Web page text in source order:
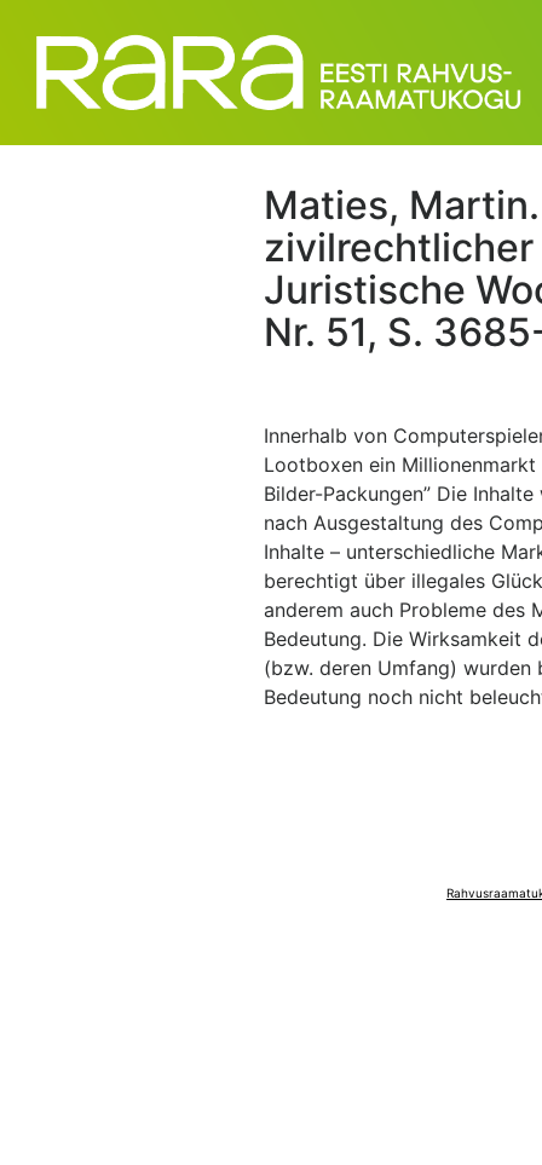
Maties,
Juristische
Nr. 51, S.
Innerhalb von
Lootboxen ein Millionenmarkt
Bilder-Packungen” Die
nach Ausgestaltung des
Inhalte – unterschiedliche
berechtigt über illegales
anderem auch Probleme des
Bedeutung. Die Wirksamkeit
(bzw. deren Umfang)
Bedeutung noch nicht